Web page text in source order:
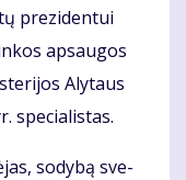
pre­zi­den­tui
ap­sau­gos
Aly­taus
spe­cia­lis­tas.
so­dy­bą sve­